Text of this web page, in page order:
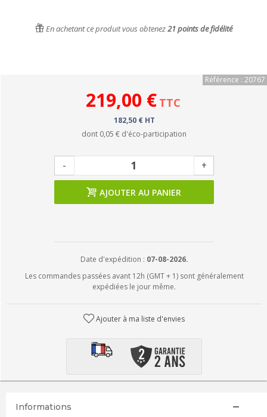
En achetant ce produit vous obtenez21 points de fidélité
Référence : 20767
219,00 € TTC
182,50 € HT
dont 0,05 € d'éco-participation
- +
AJOUTER AU PANIER
Date d'expédition : 07-08-2026.
Les commandes passées avant 12h (GMT + 1) sont généralement
expédiées le jour même.
Ajouter à ma liste d'envies
Informations